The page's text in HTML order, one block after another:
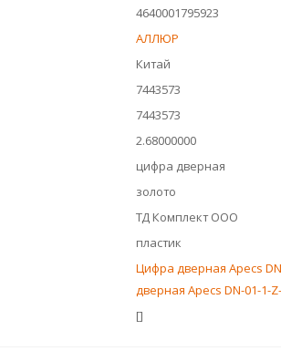
4640001795923
АЛЛЮР
Китай
7443573
7443573
2.68000000
цифра дверная
золото
ТД Комплект ООО
пластик
Цифра дверная Apecs
дверная Apecs DN-01-1-
[]